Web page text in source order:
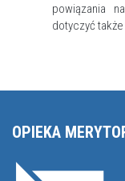
powiązania
dotyczyć także
OPIEKA